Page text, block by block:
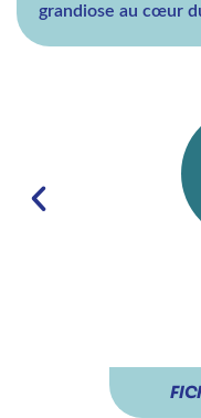
grandiose au cœur